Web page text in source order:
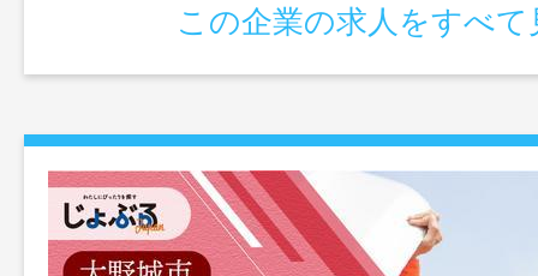
この企業の求人をすべて